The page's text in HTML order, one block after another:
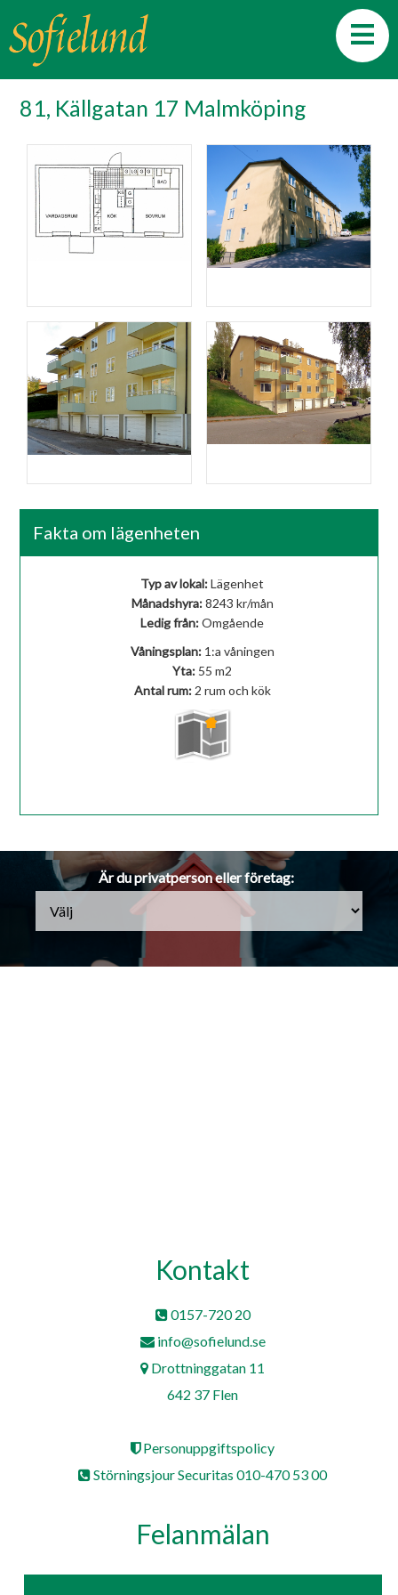
81, Källgatan 17 Malmköping
Planlösning Fasad
Fasad
Fakta om lägenheten
Typ av lokal:Lägenhet
Månadshyra:8243 kr/mån
Ledig från:Omgående
Våningsplan:1:a våningen
Yta: 55 m2
Antal rum:2 rum och kök
Är du privatperson eller företag:
Kontakt
0157-720 20
info@sofielund.se
Drottninggatan 11
642 37 Flen
Personuppgiftspolicy
Störningsjour Securitas 010-470 53 00
Felanmälan